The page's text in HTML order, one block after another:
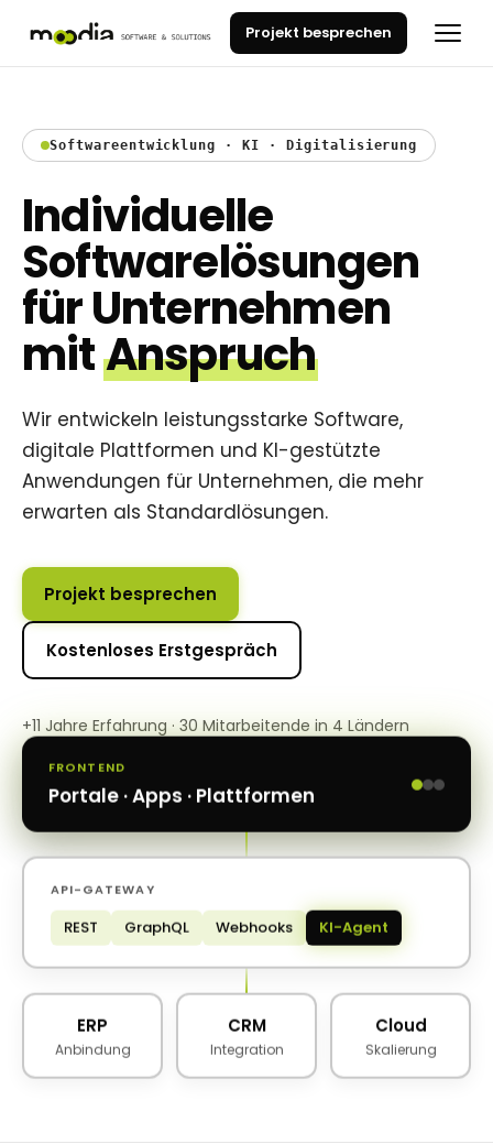
Projekt besprechen
Softwareentwicklung · KI · Digitalisierung
Individuelle
Software­lösungen
für Unternehmen
mitAnspruch
Wir entwickeln leistungsstarke Software,
digitale Plattformen und KI-gestützte
Anwendungen für Unternehmen, die mehr
erwarten als Standardlösungen.
Projekt besprechen
Kostenloses Erstgespräch
+11 Jahre Erfahrung · 30 Mitarbeitende in 4 Ländern
FRONTEND
Portale · Apps · Plattformen
API-GATEWAY
REST GraphQL Webhooks KI-Agent
ERP
Anbindung
CRM
Integration
Cloud
Skalierung